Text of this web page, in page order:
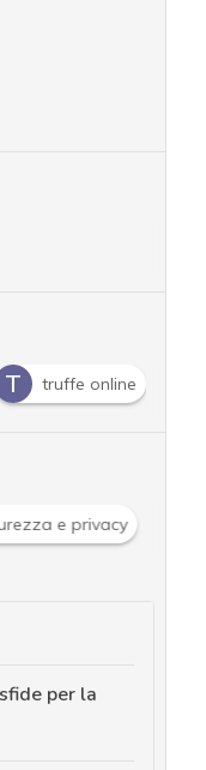
T truffe online
e privacy
per la